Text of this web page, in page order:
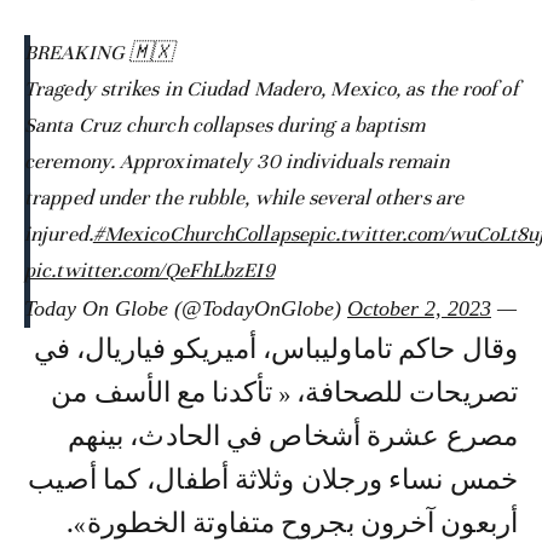
BREAKING 🇲🇽
Tragedy strikes in Ciudad Madero, Mexico, as the roof of
Santa Cruz church collapses during a baptism
ceremony. Approximately 30 individuals remain
trapped under the rubble, while several others are
injured.#MexicoChurchCollapsepic.twitter.com/
pic.twitter.com/QeFhLbzEI9
— Today On Globe (@TodayOnGlobe)
October 2, 2023
وقال حاكم تاماوليباس، أميريكو فياريال، في
تصريحات للصحافة، « تأكدنا مع الأسف من
مصرع عشرة أشخاص في الحادث، بينهم
خمس نساء ورجلان وثلاثة أطفال، كما أصيب
أربعون آخرون بجروح متفاوتة الخطورة».